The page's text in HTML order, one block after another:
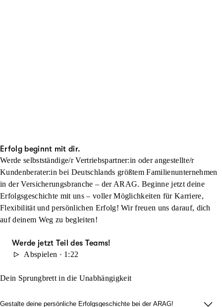
Erfolg beginnt mit dir.
Werde selbstständige/r Vertriebspartner:in oder angestellte/r
Kundenberater:in bei Deutschlands größtem Familienunternehmen
in der Versicherungsbranche – der ARAG. Beginne jetzt deine
Erfolgsgeschichte mit uns – voller Möglichkeiten für Karriere,
Flexibilität und persönlichen Erfolg! Wir freuen uns darauf, dich
auf deinem Weg zu begleiten!
Werde jetzt Teil des Teams!
Abspielen · 1:22
Dein Sprungbrett in die Unabhängigkeit
Gestalte deine persönliche Erfolgsgeschichte bei der ARAG!